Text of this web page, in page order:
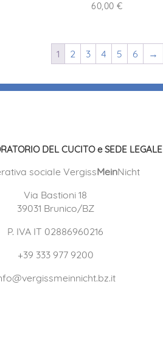
60,00€
1 2 3 4 5 6 →
DEL CUCITO e SEDE LEGALE
sociale VergissMeinNicht
Via Bastioni 18
39031 Brunico/BZ
P. IVA IT 02886960216
+39 333 977 9200